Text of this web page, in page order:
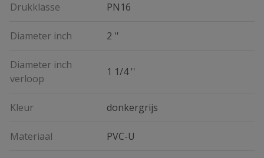
Drukklasse PN16
Diameter inch 2 ''
Diameter inch
verloop
1 1/4 ''
Kleur donkergrijs
Materiaal PVC-U